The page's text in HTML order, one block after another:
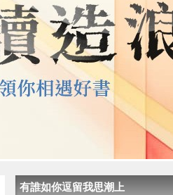
有誰如你逗留我思潮上